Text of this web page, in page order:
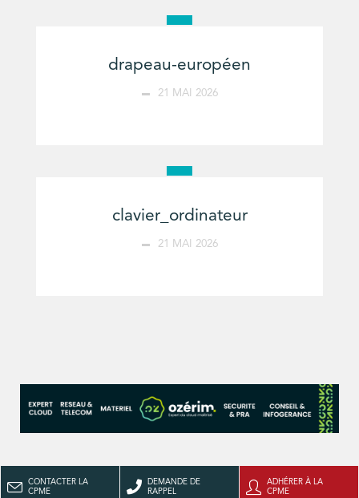
drapeau-européen
21 MAI 2026
clavier_ordinateur
21 MAI 2026
CONTACTER LA
CPME
DEMANDE DE
RAPPEL
ADHÉRER À LA
CPME